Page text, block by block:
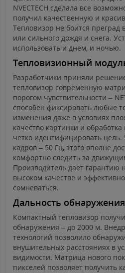
NVECTECH сделала все
получил качественную и
Тепловизор не боится преград
или сильного дождя и снега.
использовать и днем, и ночью.
Тепловизионный
Разработчики приняли
тепловизор современную
порогом чувствительности –
способен фиксировать любые
изменения даже в условиях
качество картинки и
четко идентифицировать цель.
кадров – 50 Гц, этого вполне
комфортно следить за
Производитель дает гарантию
высоком качестве и
сомневаться.
Дальность обнаружения
Компактный тепловизор
обнаружения – до 2000 м.
технологий позволило
внушительных расстояниях в
видимости. Матрица нового
пикселей позволяет получить